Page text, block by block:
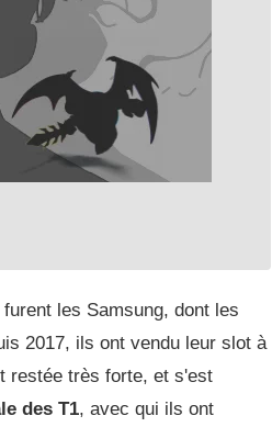
les Samsung, dont les
2017, ils ont vendu leur slot à
restée très forte, et s'est
des T1, avec qui ils ont